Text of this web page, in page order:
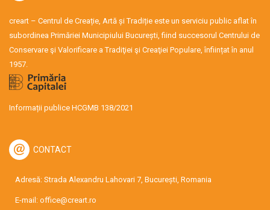
creart – Centrul de Creație, Artă și Tradiție este un serviciu public aflat în
subordinea Primăriei Municipiului București, fiind succesorul Centrului de
Conservare şi Valorificare a Tradiţiei şi Creaţiei Populare, înființat în anul
1957.
Informații publice HCGMB 138/2021
CONTACT
Adresă: Strada Alexandru Lahovari 7, București, Romania
E-mail: office@creart.ro